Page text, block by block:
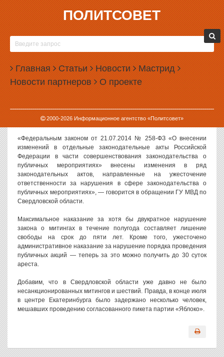
ПОЛИТСОВЕТ
Главная Статьи Новости Мастрид
Новости партнеров О проекте
2000-2026Информационное агентство «Политсовет»
07.08.2014, 16:42
ПОЛИЦИЯ ПРЕДУПРЕДИЛА УРАЛЬЦЕВ ОБ
УГОЛОВНОЙ ОТВЕТСТВЕННОСТИ ЗА
МИТИНГИ
Свердловская полиция выступила с официальным обращением к
жителям региона об ужесточении ответственности за нарушение
порядка проведения публичных акций. С недавних пор за
неоднократные нарушения на митингах в России введена
уголовная ответственность.
«Федеральным законом от 21.07.2014 № 258-ФЗ «О внесении
изменений в отдельные законодательные акты Российской
Федерации в части совершенствования законодательства о
публичных мероприятиях» внесены изменения в ряд
законодательных актов, направленные на ужесточение
ответственности за нарушения в сфере законодательства о
публичных мероприятиях», — говорится в обращении ГУ МВД по
Свердловской области.
Максимальное наказание за хотя бы двукратное нарушение
закона о митингах в течение полугода составляет лишение
свободы на срок до пяти лет. Кроме того, ужесточено
административное наказание за нарушение порядка проведения
публичных акций — теперь за это можно получить до 30 суток
ареста.
Добавим, что в Свердловской области уже давно не было
несанкционированных митингов и шествий. Правда, в конце июля
в центре Екатеринбурга было задержано несколько человек,
мешавших проведению согласованного пикета партии «Яблоко».